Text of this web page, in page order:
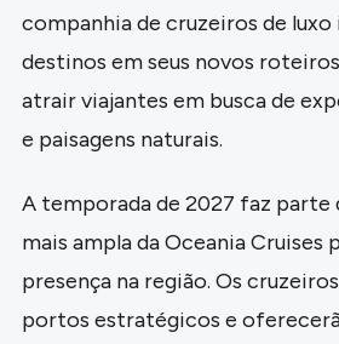
companhia de cruzeiros de luxo
destinos em seus novos
atrair viajantes em busca de
e paisagens naturais.
A temporada de 2027 faz parte
mais ampla da Oceania Cruises
presença na região. Os
portos estratégicos e